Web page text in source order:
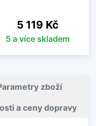
Cena
5 119 Kč
5 a více skladem
zboží
a ceny dopravy